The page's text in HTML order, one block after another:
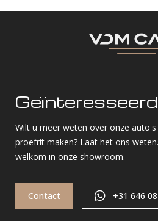
Wilt u meer weten over onze
proefrit maken? Laat het ons
welkom in onze showroom.
Contact +31 646